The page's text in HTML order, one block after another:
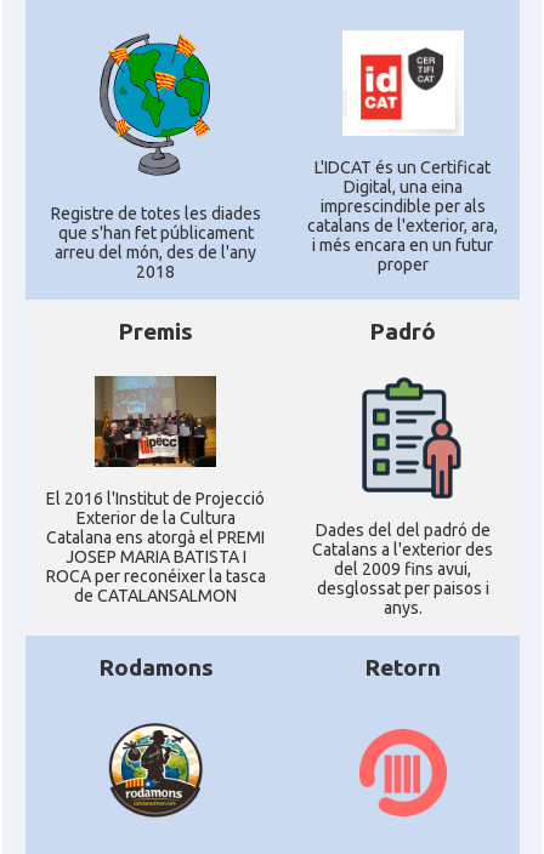
Registre de totes les diades
que s'han fet públicament
arreu del món, des de l'any
2018
L'IDCAT és un Certificat
Digital, una eina
imprescindible per als
catalans de l'exterior, ara,
i més encara en un futur
proper
Premis
El 2016 l'Institut de Projecció
Exterior de la Cultura
Catalana ens atorgà el PREMI
JOSEP MARIA BATISTA I
ROCA per reconéixer la tasca
de CATALANSALMON
Padró
Dades del del padró de
Catalans a l'exterior des
del 2009 fins avui,
desglossat per paisos i
anys.
Rodamons Retorn